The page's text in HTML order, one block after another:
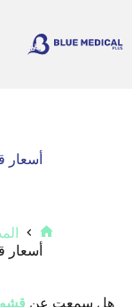
المحتوى
أسعار
الرئيسية
أسعار
هل سمعت عن